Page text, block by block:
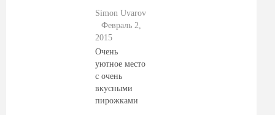
Simon Uvarov
Февраль 2,
2015
Очень
уютное место
с очень
вкусными
пирожками